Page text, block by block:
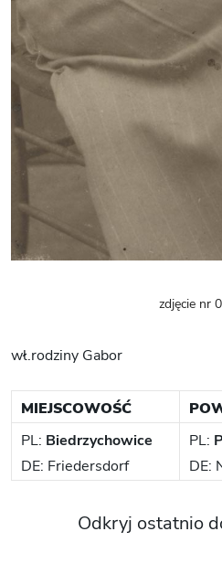
zdjęcie nr
wł.rodziny Gabor
MIEJSCOWOŚĆ
PL: Biedrzychowice
DE: Friedersdorf
PL:
DE:
Odkryj ostatnio